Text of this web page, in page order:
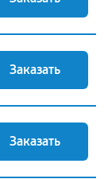
Заказать
Заказать